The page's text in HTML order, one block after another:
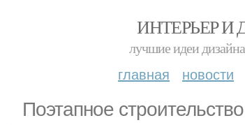
ИНТЕРЬЕР И
лучшие идеи
главная новости
Поэтапное строительство